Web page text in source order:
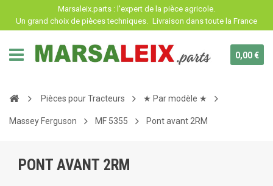
Marsaleix.parts : l'expert de la pièce agricole.
Un grand choix de pièces techniques. Livraison dans toute la France
0,00 €
Pièces pour Tracteurs ★ Par modèle ★
Massey Ferguson MF 5355 Pont avant 2RM
PONT AVANT 2RM
Panneau de gestion des cookies